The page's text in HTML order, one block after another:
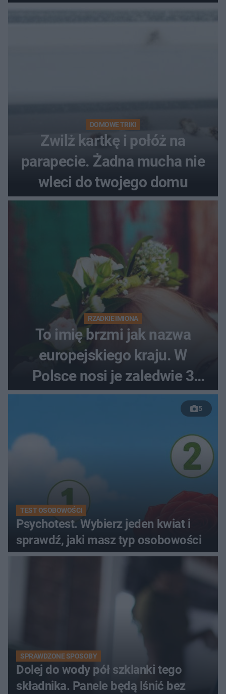
problemie. Sposób na
DOMOWE TRIKI
Zwilż kartkę i połóż na
parapecie. Żadna mucha nie
wleci do twojego domu
RZADKIE IMIONA
To imię brzmi jak nazwa
europejskiego kraju. W
Polsce nosi je zaledwie 3
kobiety
5
TEST OSOBOWOŚCI
Psychotest. Wybierz jeden kwiat i
sprawdź, jaki masz typ osobowości
SPRAWDZONE SPOSOBY
Dolej do wody pół szklanki tego
składnika. Panele będą lśnić bez